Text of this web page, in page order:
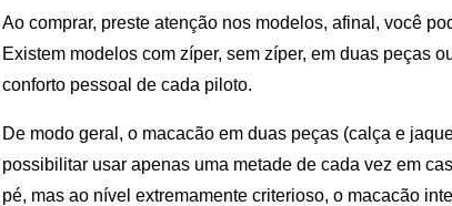
Ao comprar, preste atenção nos modelos, afinal, você
Existem modelos com zíper, sem zíper, em duas peças
conforto pessoal de cada piloto.
De modo geral, o macacão em duas peças (calça e
possibilitar usar apenas uma metade de cada vez em
pé, mas ao nível extremamente criterioso, o macacão